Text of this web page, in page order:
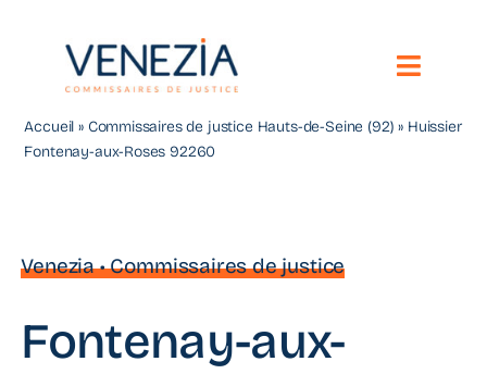
Toggle
Compétences territoriales
Accueil » Commissaires de justice Hauts-de-Seine (92) » Huissier
Fontenay-aux-Roses 92260
Venezia • Commissaires de justice
Fontenay-aux-